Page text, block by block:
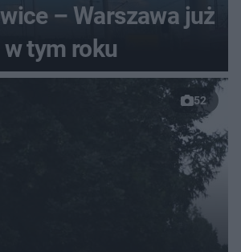
– Warszawa już
w tym roku
52